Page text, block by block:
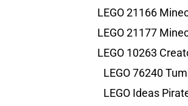
LEGO 21166
LEGO 21177
LEGO 10263
LEGO 76240
LEGO Ideas